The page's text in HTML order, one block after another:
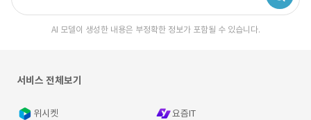
AI 모델이 생성한 내용은 부정확한 정보가 포함될 수 있습니다.
서비스 전체보기
위시켓 요즘IT